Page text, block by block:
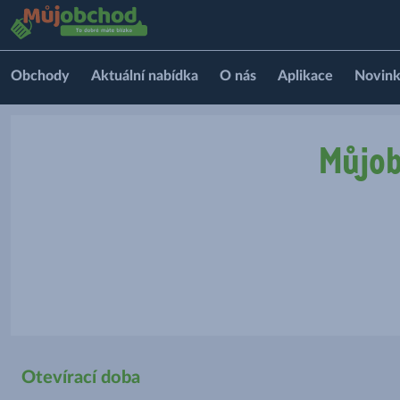
Obchody Aktuální nabídka O nás Aplikace
Otevírací doba